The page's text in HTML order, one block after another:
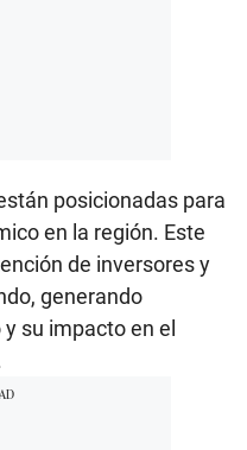
posicionadas para
en la región. Este
de inversores y
generando
su impacto en el